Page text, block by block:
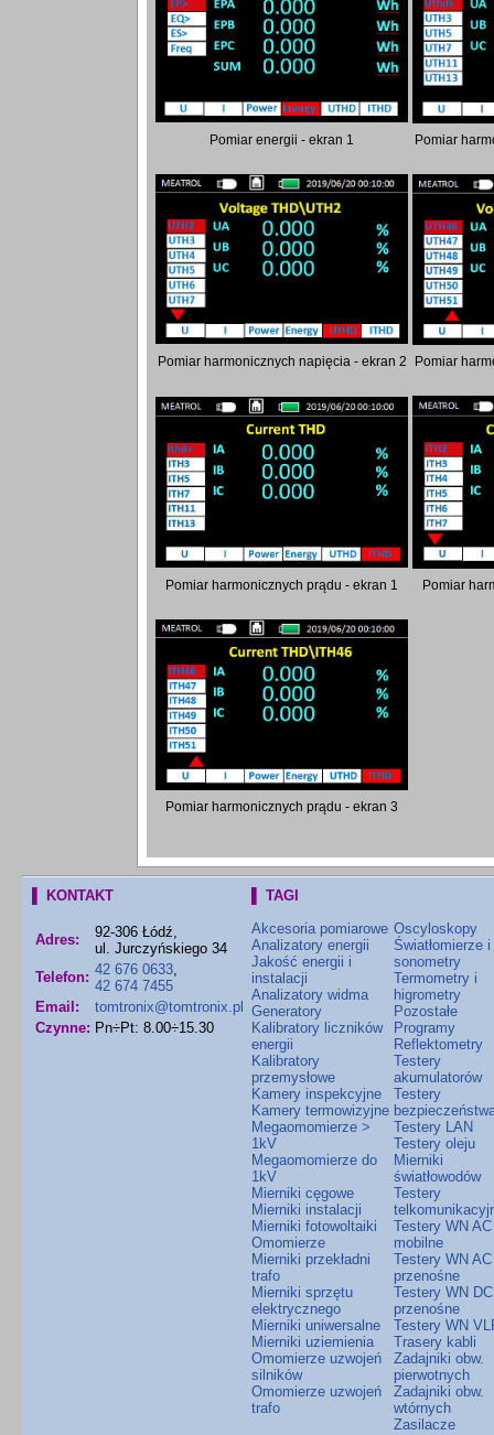
Pomiar energii - ekran 1 Pomiar
Pomiar harmonicznych napięcia - ekran 2 Pomiar
Pomiar harmonicznych prądu - ekran 1 Pomiar
Pomiar harmonicznych prądu - ekran 3
▌ KONTAKT
Adres:
92-306 Łódź,
ul. Jurczyńskiego 34
Telefon: 42 676 0633,
42 674 7455
Email:
tomtronix@tomtronix.pl
Czynne: Pn÷Pt: 8.00÷15.30
▌ TAGI
Akcesoria pomiarowe
Analizatory energii
Jakość energii i
instalacji
Analizatory widma
Generatory
Kalibratory liczników
energii
Kalibratory
przemysłowe
Kamery inspekcyjne
Kamery termowizyjne
Megaomomierze >
1kV
Megaomomierze do
1kV
Mierniki cęgowe
Mierniki instalacji
Mierniki fotowoltaiki
Omomierze
Mierniki przekładni
trafo
Mierniki sprzętu
elektrycznego
Mierniki uniwersalne
Mierniki uziemienia
Omomierze uzwojeń
silników
Omomierze uzwojeń
trafo
Oscyloskopy
Światłomierze i
sonometry
Termometry i
higrometry
Pozostałe
Programy
Reflektometry
Testery
akumulatorów
Testery
Testery LAN
Testery oleju
Mierniki
światłowodów
Testery
Testery WN AC
mobilne
Testery WN AC
przenośne
Testery WN DC
przenośne
Testery WN
Trasery kabli
Zadajniki obw.
pierwotnych
Zadajniki obw.
wtórnych
Zasilacze